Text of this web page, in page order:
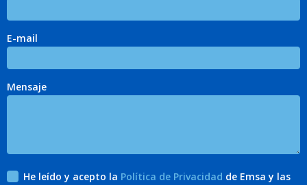
E-mail
Mensaje
He leído y acepto la Política de Privacidad de Emsa y las